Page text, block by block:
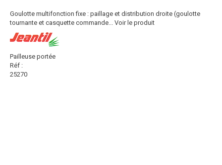
Goulotte multifonction fixe : paillage et distribution droite (goulotte
tournante et casquette commande... Voir le produit
Pailleuse portée
Réf :
25270